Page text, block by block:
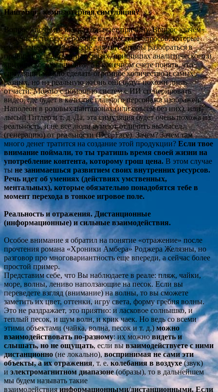
Наш мир - компьютерная симуляция?
Вопрос «почему» как раз означает причину. Вопрос «зачем»
— цель. Есть еще огромное количество вопросов, которые
имеет смысл задавать себе для того, чтобы разобраться в
причинно-следственных связях, принципах аналитического и
критического мышления, а в конечном счете понять, что
симуляций можно сделать огромное количество и самых
разных, но на реальную жизнь они будут похожи лишь
отчасти. Можно с помощью систем с ИИ сгенерировать
видео, где будет в качестве главного персонажа изображен
Наполеон в розовых панталонах (или совсем без них), или
лысый Гитлер и т. д. Да, эта симуляция будет очень похожа на
реальность, и не все люди сумеют отличить вымысел
(генерацию) от реальности (DeepFace). Зачем? Зачем там
много денег тратится на создание этой продукции? Если твое
внимание поймали, то ты тратишь время своей жизни на
употребление контента, которому грош цена. В этом случае
ты не занимаешься развитием своих внутренних ресурсов.
Речь идет об умениях (действиях умственных,
ментальных), которые обязательно понадобятся тебе в
момент перехода в тонкое игровое поле.
Реальность и отражения. Дистанционные
(информационные) и сильные взаимодействия.
Особое внимание я обратил на понятие «отражение» после
прочтения романа «Хроники Амбера» Роджера Желязны, но
разговор про многовариантность еще впереди, а сейчас более
простой пример.
Представим себе, что Вы наблюдаете в реале: пляж, чайки,
море, волны, лениво наползающие на песок. Если вы
переведете взгляд (внимание) на волны, то вы сможете
заметить их цвет, оттенки, игру света, форму гребня волны.
Это не раздражает, это приятно: и ласковое солнышко, и
теплый песок, и шум волн, и крик чаек. Но ведь со всеми
этими объектами (чайка, волна, песок и т. д.)можно
взаимодействовать по-разному: их можновидеть и
слышать, но не ощущать, если вывзаимодействуете с ними
дистанционно (не локально),воспринимая не сами эти
объекты, а их отражения, т. е.колебания в воздухе(звук)
и электромагнитном диапазоне(образы), то в дальнейшем
мы будем называть такие
взаимодействияинформационными/дистанционными.Если